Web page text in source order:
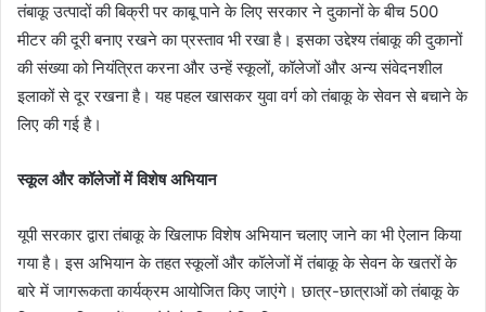
तंबाकू उत्पादों की बिक्री पर काबू पाने के लिए सरकार ने दुकानों के बीच 500
मीटर की दूरी बनाए रखने का प्रस्ताव भी रखा है। इसका उद्देश्य तंबाकू की दुकानों
की संख्या को नियंत्रित करना और उन्हें स्कूलों, कॉलेजों और अन्य संवेदनशील
इलाकों से दूर रखना है। यह पहल खासकर युवा वर्ग को तंबाकू के सेवन से बचाने के
लिए की गई है।
स्कूल और कॉलेजों में विशेष अभियान
यूपी सरकार द्वारा तंबाकू के खिलाफ विशेष अभियान चलाए जाने का भी ऐलान किया
गया है। इस अभियान के तहत स्कूलों और कॉलेजों में तंबाकू के सेवन के खतरों के
बारे में जागरूकता कार्यक्रम आयोजित किए जाएंगे। छात्र-छात्राओं को तंबाकू के